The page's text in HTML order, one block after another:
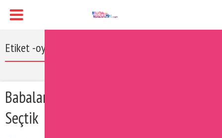
Etiket -oyun konsolu
Babalar Günü Hediyelerini Sizin İçin
Seçtik